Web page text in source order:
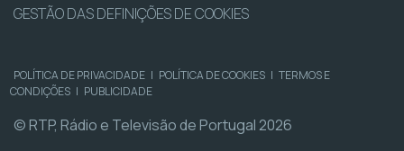
GESTÃO DAS DEFINIÇÕES DE COOKIES
POLÍTICA DE PRIVACIDADE | POLÍTICA DE COOKIES | TERMOS E
CONDIÇÕES | PUBLICIDADE
© RTP, Rádio e Televisão de Portugal 2026